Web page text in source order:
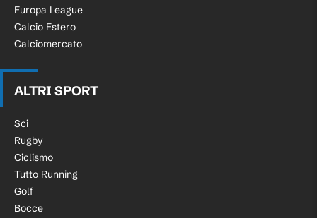
Europa League
Calcio Estero
Calciomercato
ALTRI SPORT
Sci
Rugby
Ciclismo
Tutto Running
Golf
Bocce